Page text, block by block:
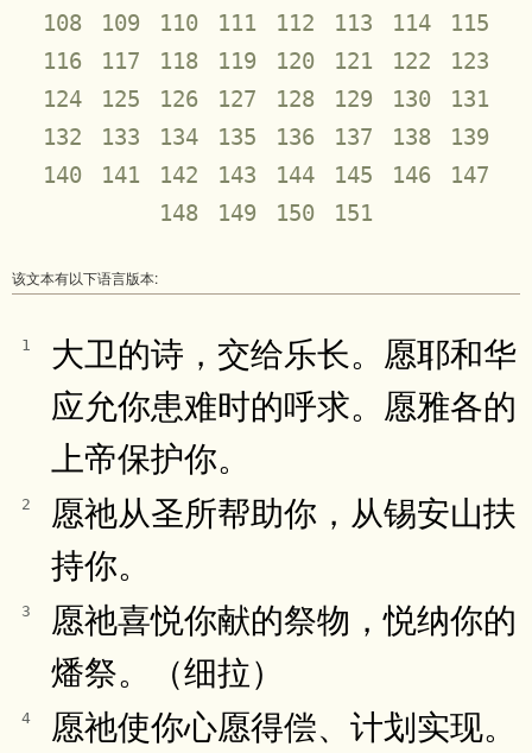
108
109 110 111 112 113 114
115
116
117 118 119 120 121 122
123
124
125 126 127 128 129 130
131
132
133 134 135 136 137 138
139
140
141 142 143 144 145 146
147
148
149 150 151
该文本有以下语言版本:
1
大卫的诗，交给乐长。愿耶和华
应允你患难时的呼求。愿雅各的
上帝保护你。
2
愿祂从圣所帮助你，从锡安山扶
持你。
3
愿祂喜悦你献的祭物，悦纳你的
燔祭。（细拉）
4 愿祂使你心愿得偿、计划实现。